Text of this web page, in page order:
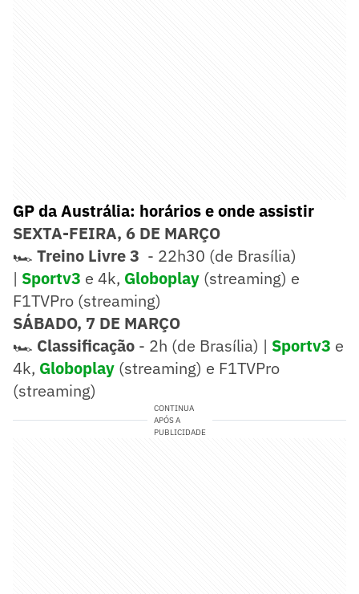
GP da Austrália: horários e onde assistir
SEXTA-FEIRA, 6 DE MARÇO
🏎️ Treino Livre 3 - 22h30 (de Brasília)
| Sportv3 e 4k, Globoplay (streaming) e
F1TVPro (streaming)
SÁBADO, 7 DE MARÇO
🏎️ Classificação - 2h (de Brasília) | Sportv3 e
4k, Globoplay (streaming) e F1TVPro
(streaming)
CONTINUA
APÓS A
PUBLICIDADE